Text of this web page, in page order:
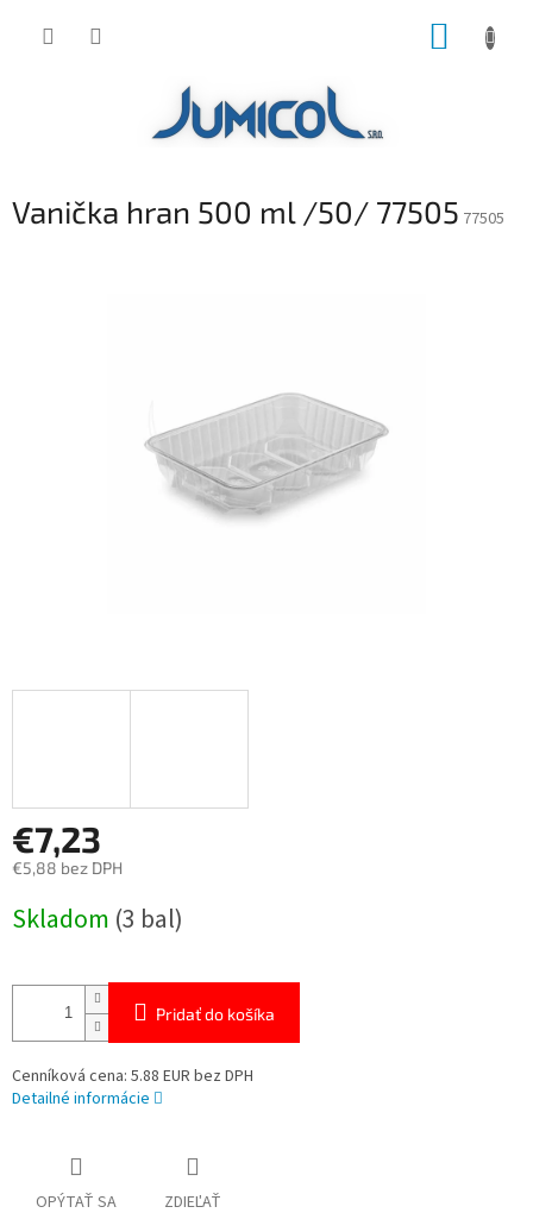
Vanička hran 500 ml /50/ 77505 77505
€7,23
€5,88 bez DPH
cena:
Skladom (3 bal)
Pridať do košíka
Cenníková cena: 5.88 EUR bez DPH
Detailné informácie
OPÝTAŤ SA ZDIEĽAŤ